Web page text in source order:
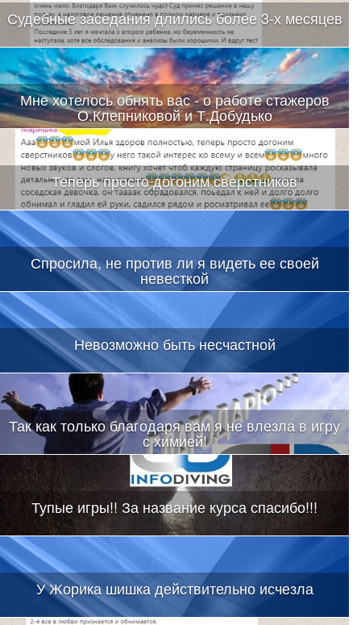
Судебные заседания длились более 3-х месяцев
Мне хотелось обнять вас - о работе стажеров
О.Клепниковой и Т.Добудько
Теперь просто догоним сверстников
Спросила, не против ли я видеть ее своей
невесткой
Невозможно быть несчастной
Так как только благодаря вам я не влезла в игру
с химией!
Тупые игры!! За название курса спасибо!!!
У Жорика шишка действительно исчезла